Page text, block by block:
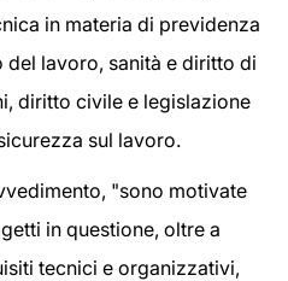
in materia di previdenza
lavoro, sanità e diritto di
diritto civile e legislazione
sul lavoro.
"sono motivate
in questione, oltre a
tecnici e organizzativi,